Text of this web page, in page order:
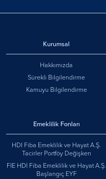
Kurumsal
Hakkımızda
Sürekli Bilgilendirme
Kamuyu Bilgilendirme
Emeklilik Fonları
HDI Fiba Emeklilik ve Hayat A.Ş.
Tacirler Portföy Değişken
FIE HDI Fiba Emeklilik ve Hayat A.Ş.
Başlangıç EYF